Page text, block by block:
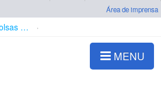
Área de imprensa
Bolsas e Auxílios Vigentes
MENU